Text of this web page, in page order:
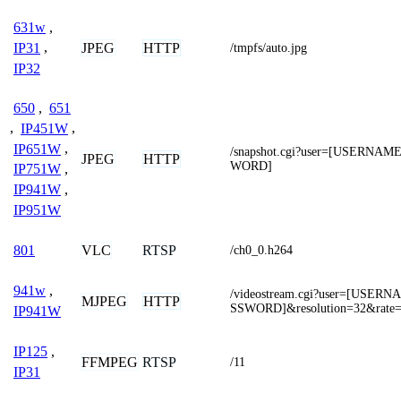
631w ,
IP31 ,
IP32
JPEG HTTP /tmpfs/auto.jpg
650 , 651
, IP451W ,
IP651W ,
IP751W ,
IP941W ,
IP951W
JPEG HTTP
/
WORD]
801 VLC RTSP /ch0_0.h264
941w ,
IP941W
MJPEG HTTP
/
IP125 ,
IP31
FFMPEG RTSP /11